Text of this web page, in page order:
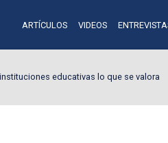
ARTÍCULOS VIDEOS
educativas lo que se valora